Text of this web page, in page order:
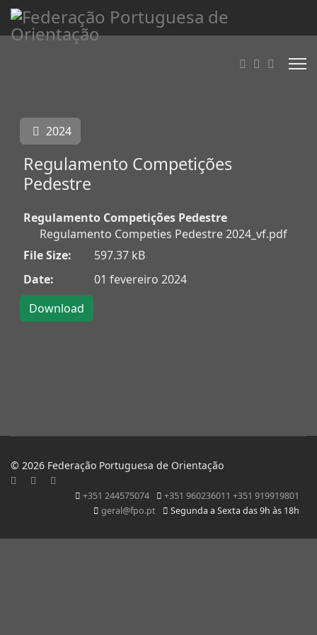
2024
Regulamento Competições
Pedestre
Regulamento Competições Pedestre
Regulamento Competies Pedestre 2024_vf.pdf
File Size:
597.37 kB
Date:
01 fevereiro 2024
© 2026 Federação Portuguesa de Orientação
+351 244575074
+351 960236011 +351 919919801
geral@fpo.pt
Segunda a Sexta das 9h às 18h